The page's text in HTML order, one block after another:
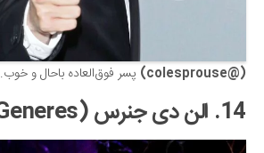
(@colesprouse) پسر فوق‌العاده باحال و خوب.
14. الن دی جنرس (Ellen DeGeneres)